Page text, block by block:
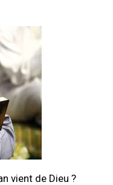
vient de Dieu ?